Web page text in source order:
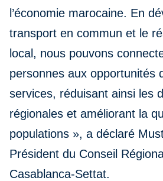
l’économie marocaine. En
transport en commun et le
local, nous pouvons
personnes aux opportunités
services, réduisant ainsi les
régionales et améliorant la
populations », a déclaré
Président du Conseil
Casablanca-Settat.